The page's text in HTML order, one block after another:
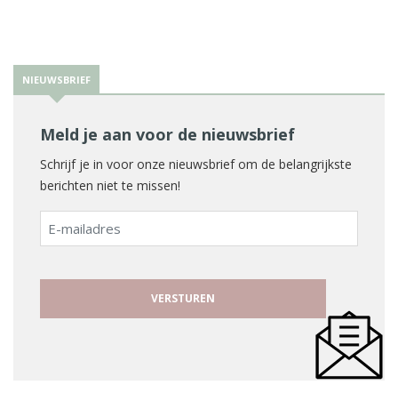
NIEUWSBRIEF
Meld je aan voor de nieuwsbrief
Schrijf je in voor onze nieuwsbrief om de belangrijkste
berichten niet te missen!
E-
mailadres